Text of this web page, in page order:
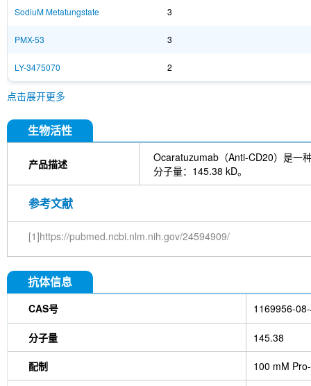
SodiuM Metatungstate 3
PMX-53 3
LY-3475070 2
点击展开更多
生物活性
产品描述
Ocaratuzumab（Anti-CD20）是一
分子量：145.38 kD。
参考文献
[1]https://pubmed.ncbi.nlm.nih.gov/24594909/
抗体信息
CAS号 1169956-
分子量 145.38
配制 100 mM